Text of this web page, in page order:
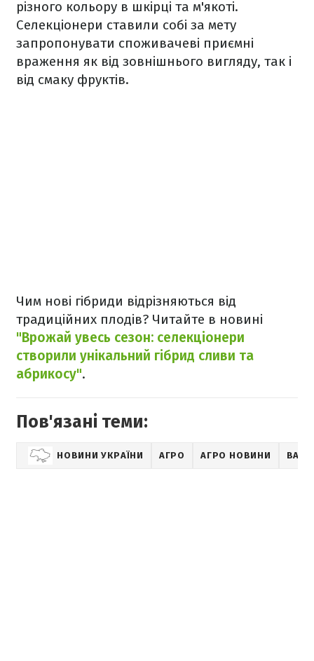
різного кольору в шкірці та м'якоті.
Селекціонери ставили собі за мету
запропонувати споживачеві приємні
враження як від зовнішнього вигляду, так і
від смаку фруктів.
Чим нові гібриди відрізняються від
традиційних плодів? Читайте в новині
"Врожай увесь сезон: селекціонери
створили унікальний гібрид сливи та
абрикосу".
Пов'язані теми:
НОВИНИ УКРАЇНИ АГРО АГРО НОВИНИ BASF